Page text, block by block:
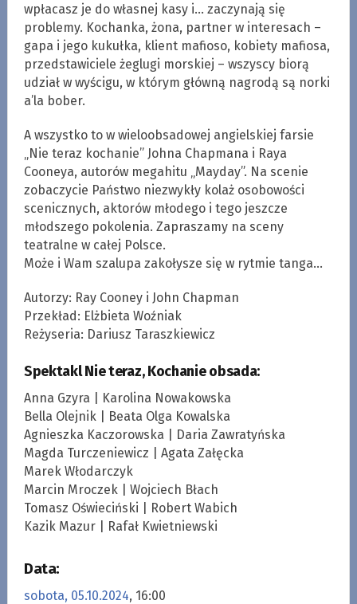
wpłacasz je do własnej kasy i… zaczynają się
problemy. Kochanka, żona, partner w interesach –
gapa i jego kukułka, klient mafioso, kobiety mafiosa,
przedstawiciele żeglugi morskiej – wszyscy biorą
udział w wyścigu, w którym główną nagrodą są norki
a’la bober.
A wszystko to w wieloobsadowej angielskiej farsie
„Nie teraz kochanie” Johna Chapmana i Raya
Cooneya, autorów megahitu „Mayday”. Na scenie
zobaczycie Państwo niezwykły kolaż osobowości
scenicznych, aktorów młodego i tego jeszcze
młodszego pokolenia. Zapraszamy na sceny
teatralne w całej Polsce.
Może i Wam szalupa zakołysze się w rytmie tanga…
Autorzy: Ray Cooney i John Chapman
Przekład: Elżbieta Woźniak
Reżyseria: Dariusz Taraszkiewicz
Spektakl Nie teraz, Kochanie obsada:
Anna Gzyra | Karolina Nowakowska
Bella Olejnik | Beata Olga Kowalska
Agnieszka Kaczorowska | Daria Zawratyńska
Magda Turczeniewicz | Agata Załęcka
Marek Włodarczyk
Marcin Mroczek | Wojciech Błach
Tomasz Oświeciński | Robert Wabich
Kazik Mazur | Rafał Kwietniewski
Data:
sobota, 05.10.2024, 16:00